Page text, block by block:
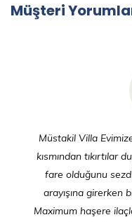
Müşteri
Müstakil Villa
kısmından tıkırtılar
fare olduğunu
arayışına girerken
Maximum haşere